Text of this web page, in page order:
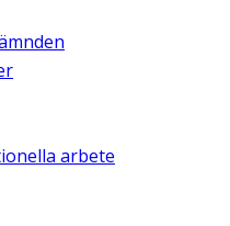
arbete